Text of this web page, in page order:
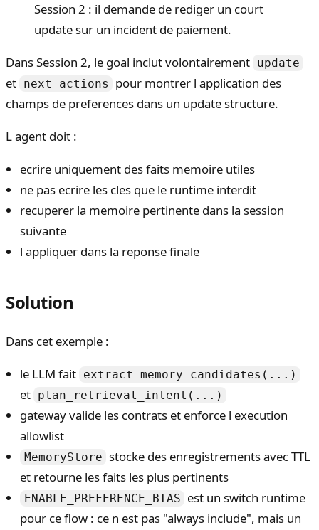
Session 2 : il demande de rediger un court
update sur un incident de paiement.
Dans Session 2, le goal inclut volontairement update
et next actions
pour montrer l application des
champs de preferences dans un update structure.
L agent doit :
ecrire uniquement des faits memoire utiles
ne pas ecrire les cles que le runtime interdit
recuperer la memoire pertinente dans la session
suivante
l appliquer dans la reponse finale
Solution
Dans cet exemple :
le LLM fait extract_memory_candidates(...)
et plan_retrieval_intent(...)
gateway valide les contrats et enforce l execution
allowlist
MemoryStore stocke des enregistrements avec TTL
et retourne les faits les plus pertinents
ENABLE_PREFERENCE_BIAS est un switch runtime
pour ce flow : ce n est pas "always include", mais un